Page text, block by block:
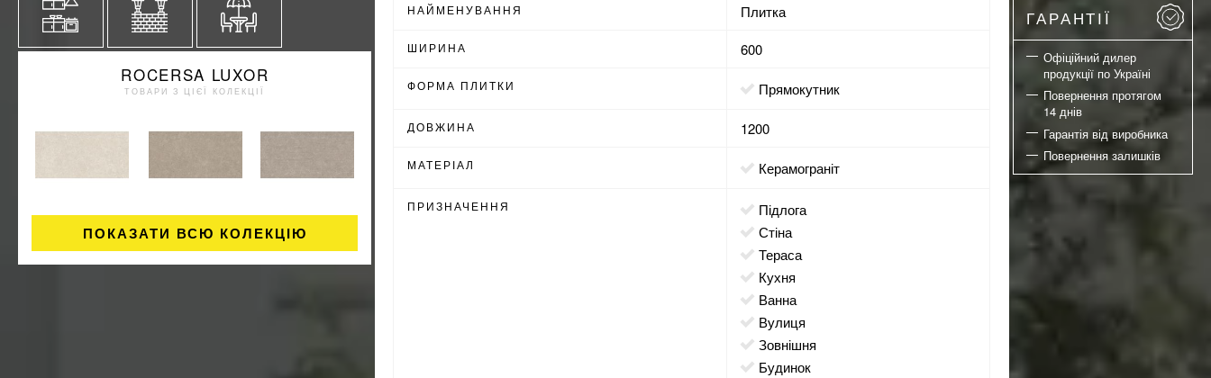
ROCERSA LUXOR
ТОВАРИ З ЦІЄЇ КОЛЕКЦІЇ
ПОКАЗАТИ ВСЮ КОЛЕКЦІЮ
НАЙМЕНУВАННЯ Плитка
ШИРИНА 600
ФОРМА ПЛИТКИ прямокутник
ДОВЖИНА 1200
МАТЕРІАЛ Керамограніт
ПРИЗНАЧЕННЯ
підлога
стіна
тераса
кухня
ванна
вулиця
зовнішня
будинок
ГАРАНТІЇ
Офіційний дилер
продукції по Україні
Повернення протягом
14 днів
Гарантія від виробника
Повернення залишків